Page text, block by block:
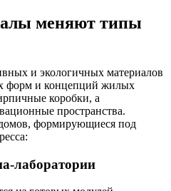
меняют типы
и экологичных материалов
форм и концепций жилых
коробки, а
пространства.
формирующиеся под
лаборатории